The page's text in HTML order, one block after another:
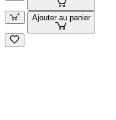
Ajouter au panier